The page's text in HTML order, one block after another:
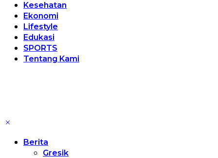
Kesehatan
Ekonomi
Lifestyle
Edukasi
SPORTS
Tentang Kami
Berita
Gresik